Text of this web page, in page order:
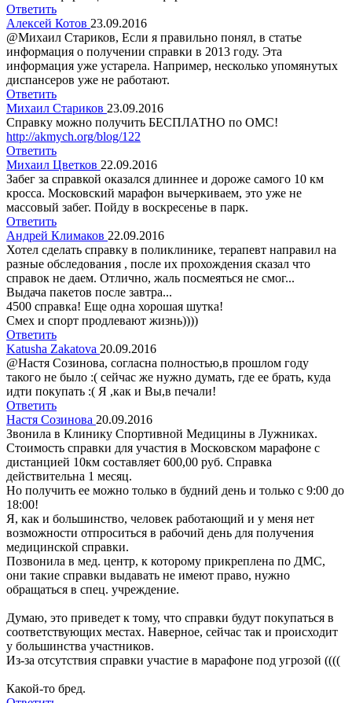
Ответить
Алексей Котов 23.09.2016
@Михаил Стариков, Если я правильно понял, в статье
информация о получении справки в 2013 году. Эта
информация уже устарела. Например, несколько упомянутых
диспансеров уже не работают.
Ответить
Михаил Стариков 23.09.2016
Справку можно получить БЕСПЛАТНО по ОМС!
http://akmych.org/blog/122
Ответить
Михаил Цветков 22.09.2016
Забег за справкой оказался длиннее и дороже самого 10 км
кросса. Московский марафон вычеркиваем, это уже не
массовый забег. Пойду в воскресенье в парк.
Ответить
Андрей Климаков 22.09.2016
Хотел сделать справку в поликлинике, терапевт направил на
разные обследования , после их прохождения сказал что
справок не даем. Отлично, жаль посмеяться не смог...
Выдача пакетов после завтра...
4500 справка! Еще одна хорошая шутка!
Смех и спорт продлевают жизнь))))
Ответить
Katusha Zakatova 20.09.2016
@Настя Созинова, согласна полностью,в прошлом году
такого не было :( сейчас же нужно думать, где ее брать, куда
идти покупать :( Я ,как и Вы,в печали!
Ответить
Настя Созинова 20.09.2016
Звонила в Клинику Спортивной Медицины в Лужниках.
Стоимость справки для участия в Московском марафоне с
дистанцией 10км составляет 600,00 руб. Справка
действительна 1 месяц.
Но получить ее можно только в будний день и только с 9:00 до
18:00!
Я, как и большинство, человек работающий и у меня нет
возможности отпроситься в рабочий день для получения
медицинской справки.
Позвонила в мед. центр, к которому прикреплена по ДМС,
они такие справки выдавать не имеют право, нужно
обращаться в спец. учреждение.
Думаю, это приведет к тому, что справки будут покупаться в
соответствующих местах. Наверное, сейчас так и происходит
у большинства участников.
Из-за отсутствия справки участие в марафоне под угрозой ((((
Какой-то бред.